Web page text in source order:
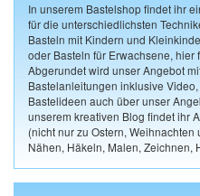
In unserem Bastelshop findet ihr
für die unterschiedlichsten
Basteln mit Kindern und
oder Basteln für Erwachsene,
Abgerundet wird unser Angebot
Bastelanleitungen inklusive
Bastelideen auch über unser
unserem kreativen Blog findet ihr
(nicht nur zu Ostern,
Nähen, Häkeln, Malen, Zeichnen,